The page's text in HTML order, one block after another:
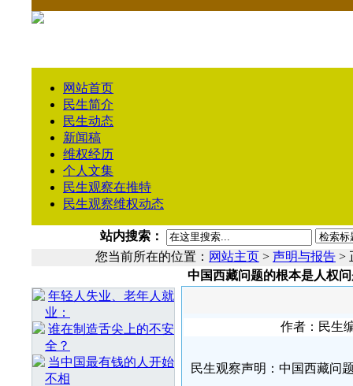
网站首页
民生简介
民生动态
新闻稿
维权经历
个人文集
民生观察在推特
民生观察维权动态
站内搜索：
您当前所在的位置： 网站主页 > 声明与报告 >
年轻人失业、老年人就
业：
谁在制造舌尖上的不安
全？
当中国最有钱的人开始
不相
中国西藏问题的根本是人权
作者：民生
民生观察声明：中国西藏问